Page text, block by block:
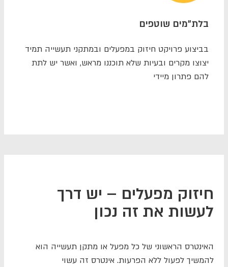
בלת"מים שוטפים
בביצוע פרויקט חיזוק במפעלים ובמתקני תעשייה תמיד
יצוצו מקרים ובעיות שלא תוכננו מראש, ואשר יש לתת
להם פתרון מיידי
חיזוק מפעלים – יש דרך
לעשות את זה נכון
האינטרס הראשוני של כל מפעל או מתקן תעשייה הוא
להמשיך לפעול ללא הפרעות. אינטרס זה עשוי